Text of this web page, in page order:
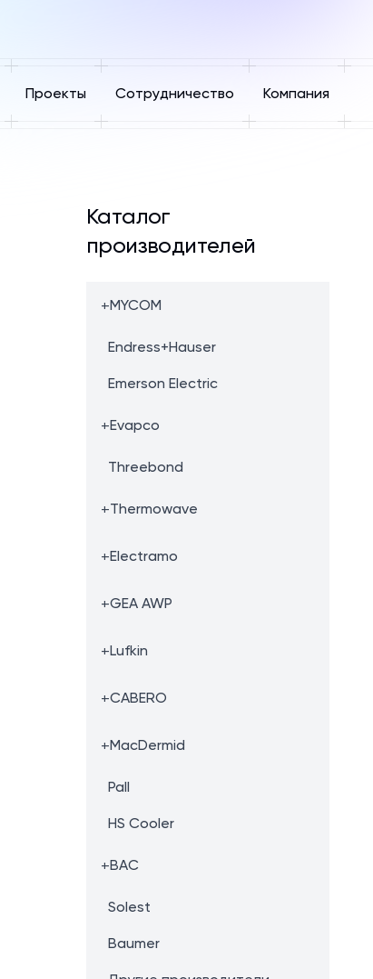
Проекты Сотрудничество Компания
Каталог
производителей
+MYCOM
Endress+Hauser
Emerson Electric
+Evapco
Threebond
+Thermowave
+Electramo
+GEA AWP
+Lufkin
+CABERO
+MacDermid
Pall
HS Cooler
+BAC
Solest
Baumer